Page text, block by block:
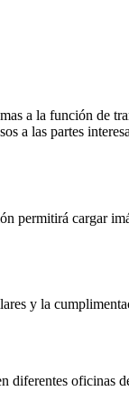
a la función de
a las partes
permitirá cargar
y la
diferentes oficinas